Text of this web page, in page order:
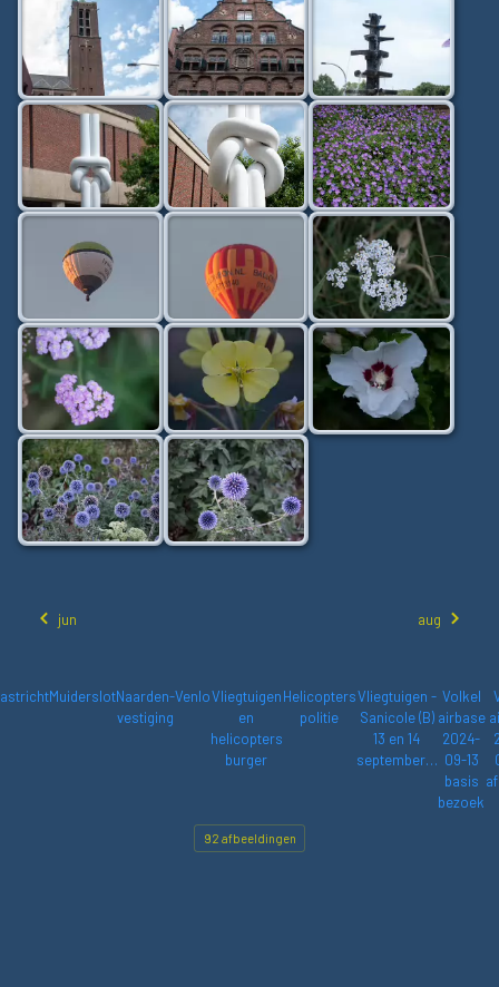
jun aug
MuiderslotNaarden-
vestiging
VenloVliegtuigen
en
helicopters
burger
Helicopters
politie
Vliegtuigen -
Sanicole (B)
13 en 14
september…
Volkel
airbase
2024-
09-13
basis
bezoek
92 afbeeldingen